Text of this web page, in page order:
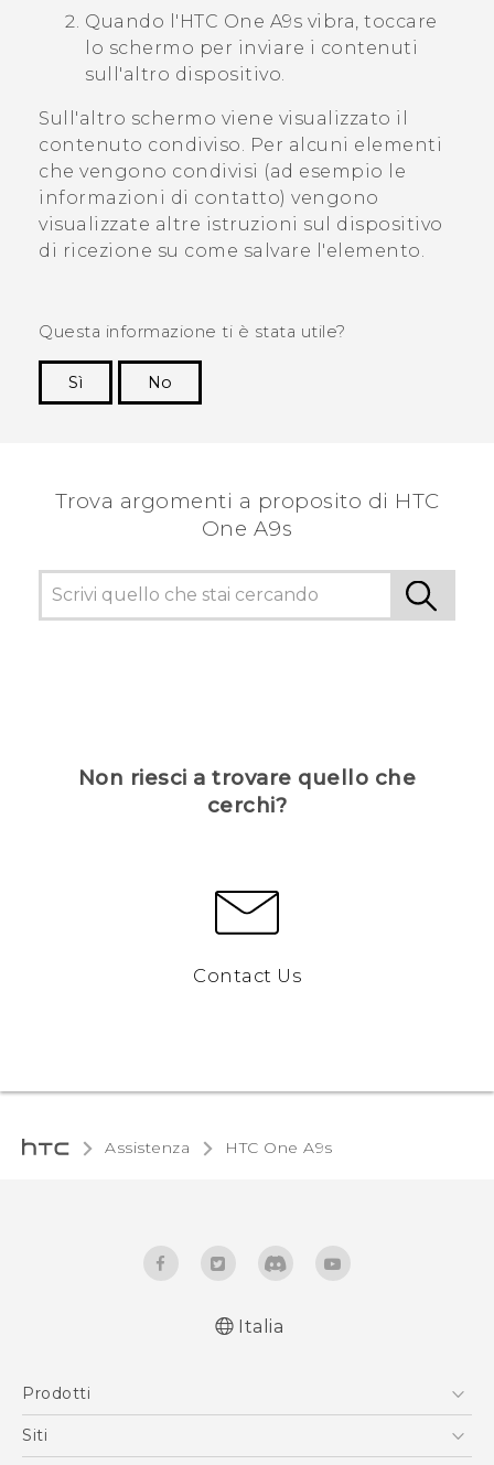
Quando l' HTC One A9s vibra, toccare
lo schermo per inviare i contenuti
sull'altro dispositivo.
Sull'altro schermo viene visualizzato il
contenuto condiviso. Per alcuni elementi
che vengono condivisi (ad esempio le
informazioni di contatto) vengono
visualizzate altre istruzioni sul dispositivo
di ricezione su come salvare l'elemento.
Questa informazione ti è stata utile?
Sì
No
Trova argomenti a proposito di HTC
One A9s
Non riesci a trovare quello che
cerchi?
Contact Us
Assistenza HTC One A9s‎
normativa
Italia
Prodotti
Smartphone
Siti